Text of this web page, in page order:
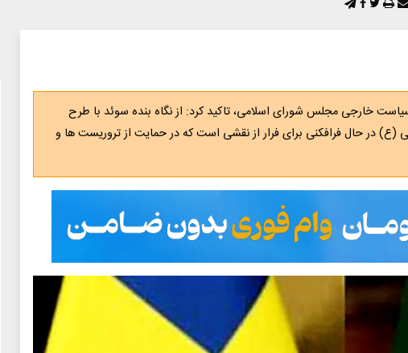
خارجی مجلس شورای اسلامی، تاکید کرد: از نگاه بنده سوئد با طرح
(ع) در حال فرافکنی برای فرار از نقشی است که در حمایت از تروریست ها و